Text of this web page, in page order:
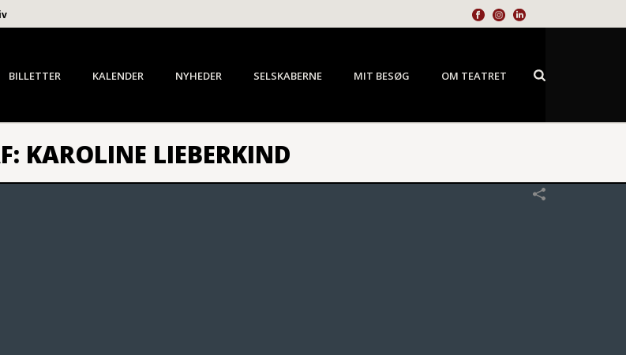
BILLETTER KALENDER NYHEDER SELSKABERNE MIT BESØG OM TEATRET
KAROLINE LIEBERKIND